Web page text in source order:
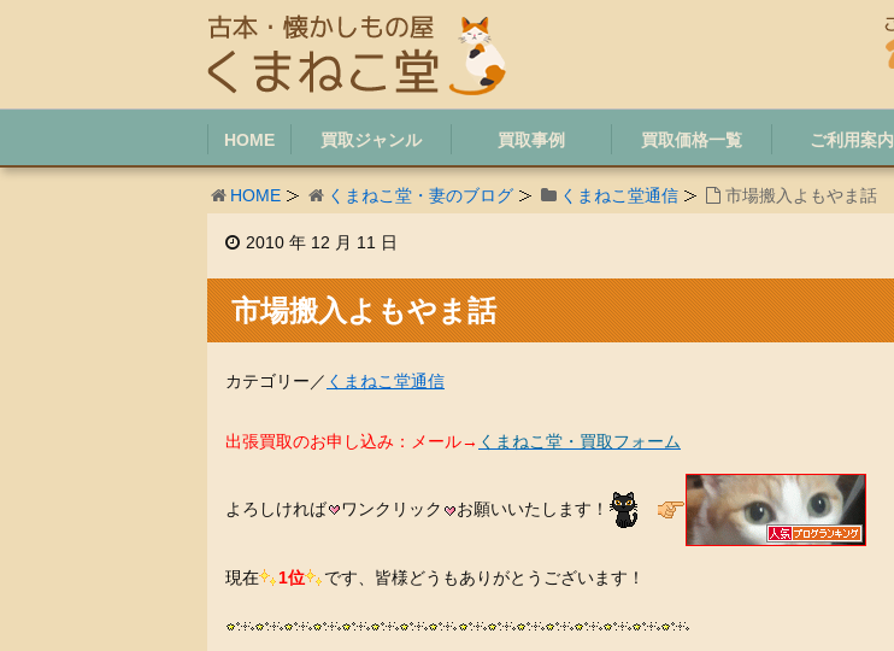
HOME 買取ジャンル 買取事例 買取価格一覧 ご利用案内
HOME くまねこ堂・妻のブログ くまねこ堂通信 市場搬入よもやま話
2010 年 12 月 11 日
市場搬入よもやま話
カテゴリー／ くまねこ堂通信
出張買取のお申し込み：メール→ くまねこ堂・買取フォーム
よろしければ ワンクリック お願いいたします！
現在 1位 です、皆様どうもありがとうございます！